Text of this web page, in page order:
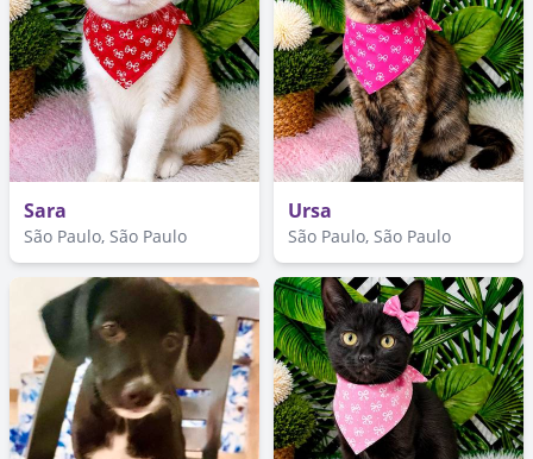
Sara
São Paulo, São Paulo
Ursa
São Paulo, São Paulo